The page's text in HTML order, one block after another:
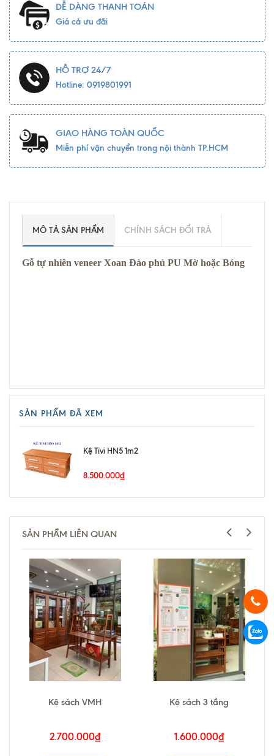
DỄ DÀNG THANH TOÁN
Giá cả ưu đãi
HỖ TRỢ 24/7
Hotline: 0919801991
GIAO HÀNG TOÀN QUỐC
Miễn phí vận chuyển trong nội thành TP.HCM
MÔ TẢ SẢN PHẨM CHÍNH SÁCH ĐỔI TRẢ
Gỗ tự nhiên veneer Xoan Đào phủ PU Mờ hoặc Bóng
SẢN PHẨM ĐÃ XEM
Kệ Tivi HN5 1m2
8.500.000₫
SẢN PHẨM LIÊN QUAN
Kệ sách VMH
2.700.000₫
Kệ sách 3 tầng
1.600.000₫